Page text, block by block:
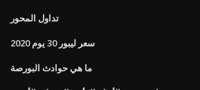
تداول المحور
سعر ليبور 30 ​​يوم 2020
ما هي حوادث البورصة